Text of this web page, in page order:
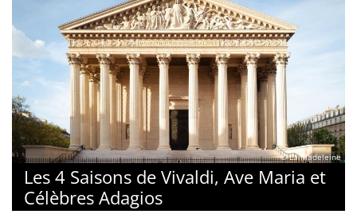
© La Madeleine
Les 4 Saisons de Vivaldi, Ave Maria et
Célèbres Adagios